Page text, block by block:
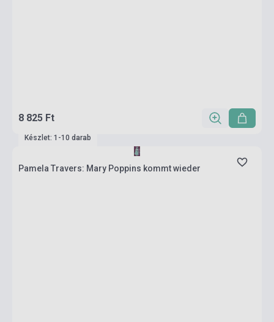
8 825 Ft
Készlet: 1-10 darab
Pamela Travers: Mary Poppins kommt wieder